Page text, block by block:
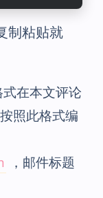
制粘贴就
在本文评论
照此格式编
，邮件标题